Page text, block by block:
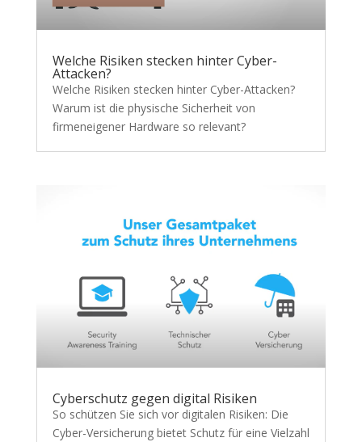
Welche Risiken stecken hinter Cyber-
Attacken?
Welche Risiken stecken hinter Cyber-Attacken?
Warum ist die physische Sicherheit von
firmeneigener Hardware so relevant?
Cyberschutz gegen digital Risiken
So schützen Sie sich vor digitalen Risiken: Die
Cyber-Versicherung bietet Schutz für eine Vielzahl